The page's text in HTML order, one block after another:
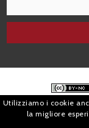
Piazza
Utilizziamo i cookie
la migliore